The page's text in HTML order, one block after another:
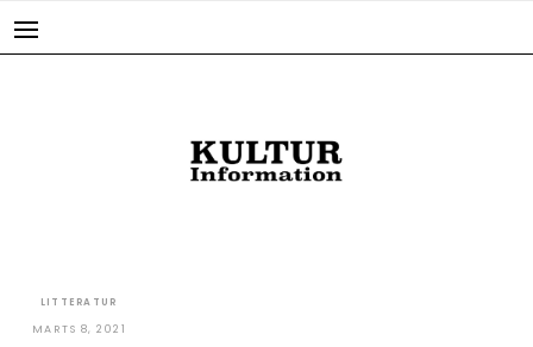
LITTERATUR
MARTS 8, 2021